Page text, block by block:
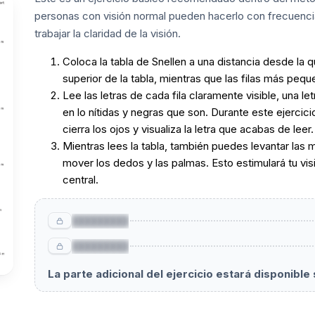
personas con visión normal pueden hacerlo con
trabajar la claridad de la visión.
Coloca la tabla de Snellen a una distancia desde la
superior de la tabla, mientras que las filas más
Lee las letras de cada fila claramente visible, una
en lo nítidas y negras que son. Durante este
cierra los ojos y visualiza la letra que acabas de
Mientras lees la tabla, también puedes levantar las
mover los dedos y las palmas. Esto estimulará tu
central.
La parte adicional del ejercicio estará